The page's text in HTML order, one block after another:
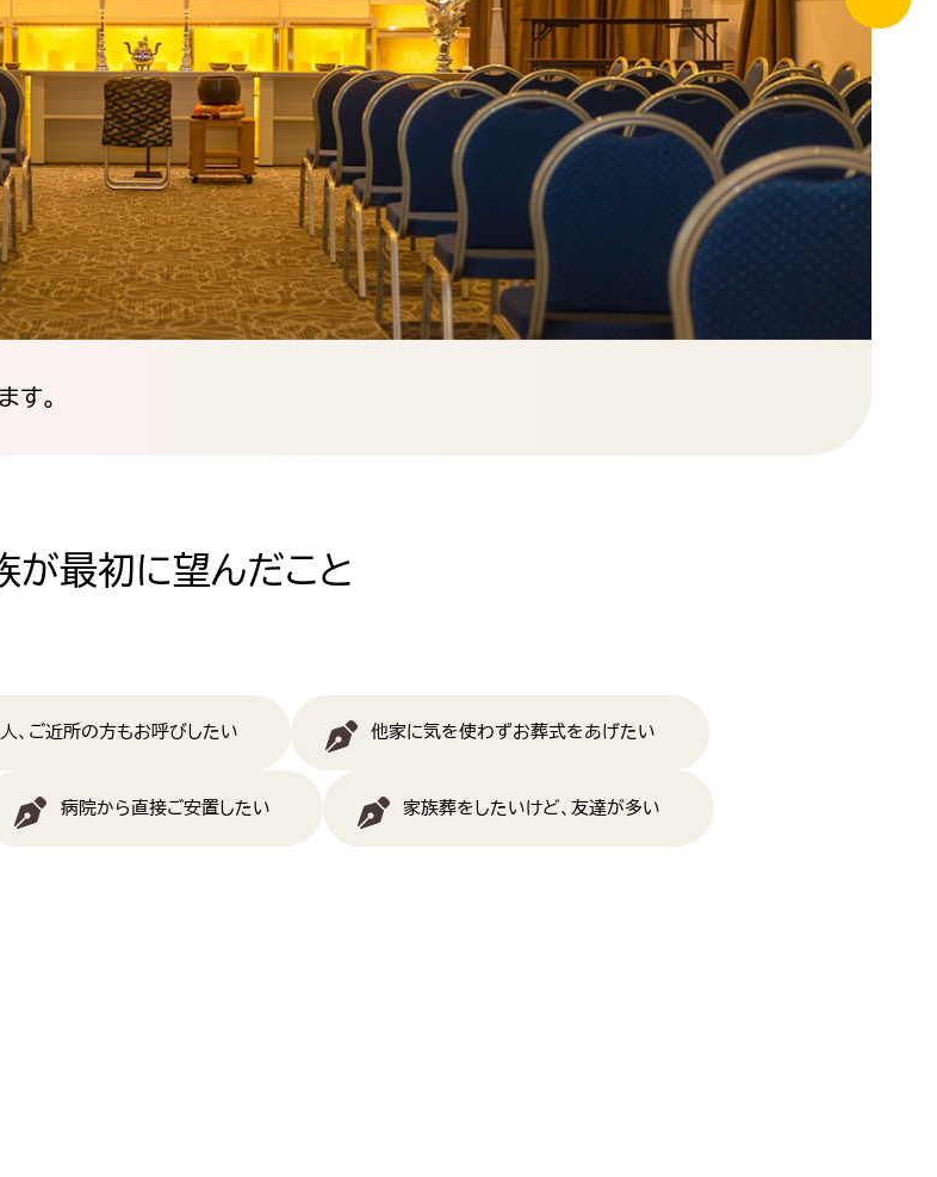
す。
が最初に望んだこと
、ご近所の方もお呼びしたい 他家に気を使わずお葬式をあげたい
病院から直接ご安置したい 家族葬をしたいけど、友達が多い